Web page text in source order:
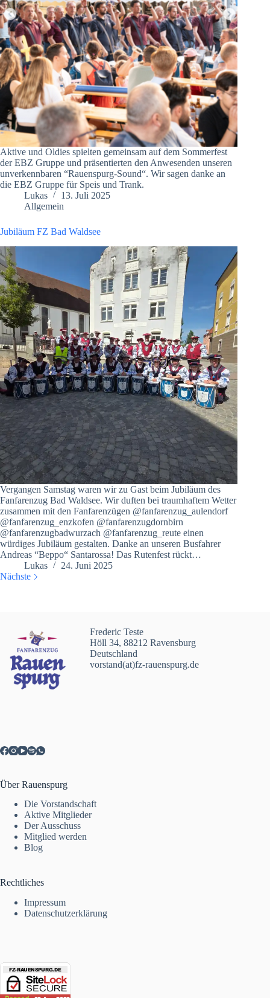
Aktive und Oldies spielten gemeinsam auf dem Sommerfest
der EBZ Gruppe und präsentierten den Anwesenden unseren
unverkennbaren “Rauenspurg-Sound“. Wir sagen danke an
die EBZ Gruppe für Speis und Trank.
Lukas
13. Juli 2025
Allgemein
Jubiläum FZ Bad Waldsee
Vergangen Samstag waren wir zu Gast beim Jubiläum des
Fanfarenzug Bad Waldsee. Wir duften bei traumhaftem Wetter
zusammen mit den Fanfarenzügen @fanfarenzug_aulendorf
@fanfarenzug_enzkofen @fanfarenzugdornbirn
@fanfarenzugbadwurzach @fanfarenzug_reute einen
würdiges Jubiläum gestalten. Danke an unseren Busfahrer
Andreas “Beppo“ Santarossa! Das Rutenfest rückt…
Lukas
24. Juni 2025
Nächste
Frederic Teste
Höll 34, 88212 Ravensburg
Deutschland
vorstand(at)fz-rauenspurg.de
Über Rauenspurg
Die Vorstandschaft
Aktive Mitglieder
Der Ausschuss
Mitglied werden
Blog
Rechtliches
Impressum
Datenschutzerklärung